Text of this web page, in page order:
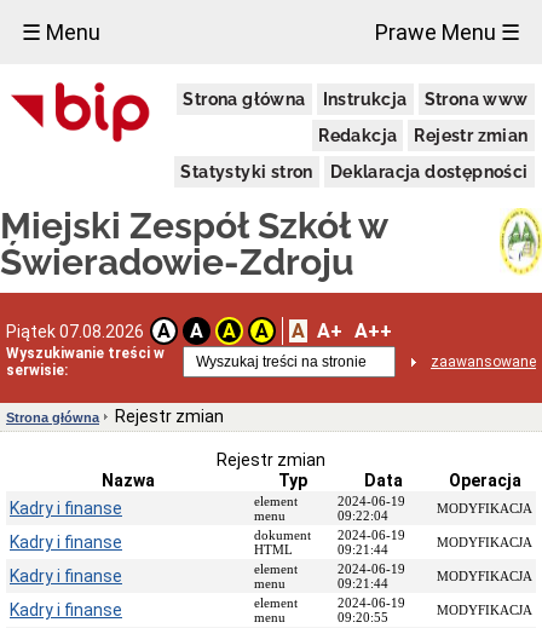
☰ Menu Prawe Menu ☰
Strona główna Instrukcja
Strona www
Redakcja
Rejestr zmian
Statystyki stron
Deklaracja dostępności
Miejski Zespół Szkół w
Świeradowie-Zdroju
Piątek 07.08.2026 A A A A A A+ A++
Wyszukiwanie treści w
serwisie:
zaawansowane
Miejski
Zespół
Szkół
organizacyjny
Administracja
Miejskiego
Dane
teleadresowe
organizacyjna
Struktura
Prawna
podstawa
działania
Ustawa
Uchwała
Strona główna Rejestr zmian
Rejestr zmian
Nazwa
Typ Data
Operacja
Kadry i finanse
element
menu
2024-06-19
09:22:04
MODYFIKACJA
Kadry i finanse
dokument
HTML
2024-06-19
09:21:44
MODYFIKACJA
Kadry i finanse
element
menu
2024-06-19
09:21:44
MODYFIKACJA
Kadry i finanse
element
menu
2024-06-19
09:20:55
MODYFIKACJA
×